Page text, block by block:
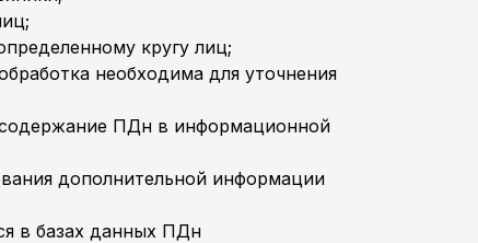
кругу лиц;
необходима для уточнения
ПДн в информационной
дополнительной информации
в базах данных ПДн